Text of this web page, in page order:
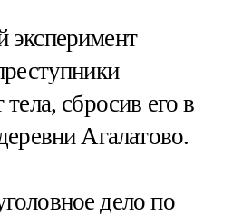
эксперимент
тела, сбросив его в
Агалатово.
дело по